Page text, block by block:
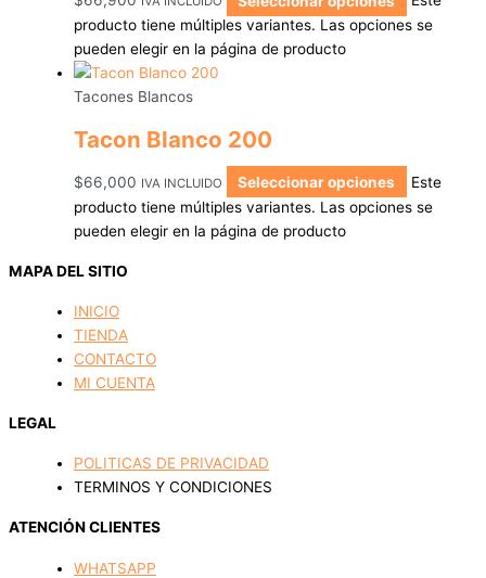
producto tiene múltiples variantes. Las opciones se
pueden elegir en la página de producto
Tacones Blancos
Tacon Blanco 200
$66,000 IVA INCLUIDO Seleccionar opciones
Este
producto tiene múltiples variantes. Las opciones se
pueden elegir en la página de producto
MAPA DEL SITIO
INICIO
TIENDA
CONTACTO
MI CUENTA
LEGAL
POLITICAS DE PRIVACIDAD
TERMINOS Y CONDICIONES
ATENCIÓN CLIENTES
WHATSAPP